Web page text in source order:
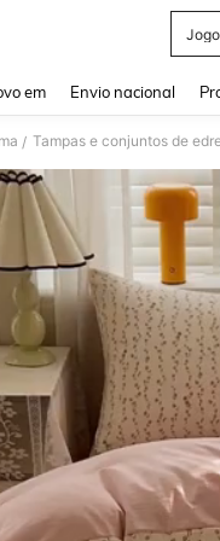
em Envio nacional
/ Tampas e conjuntos de